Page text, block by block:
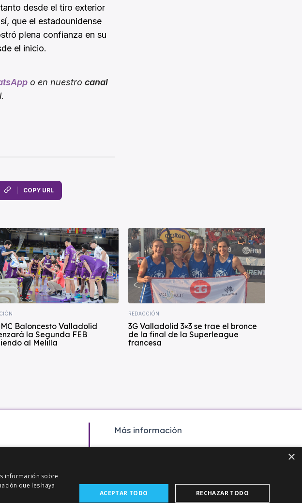
desde el tiro exterior
que el estadounidense
plena confianza en su
el inicio.
o en nuestro canal
COPY URL
Baloncesto Valladolid
la Segunda FEB
al Melilla
REDACCIÓN
3G Valladolid 3×3 se trae el bronce
de la final de la Superleague
francesa
Más información
Agenda
×
información sobre
que les haya
ACEPTAR TODO RECHAZAR TODO